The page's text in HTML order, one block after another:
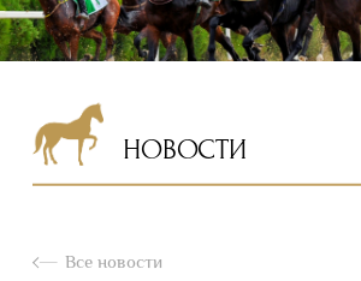
НОВОСТИ
Все новости